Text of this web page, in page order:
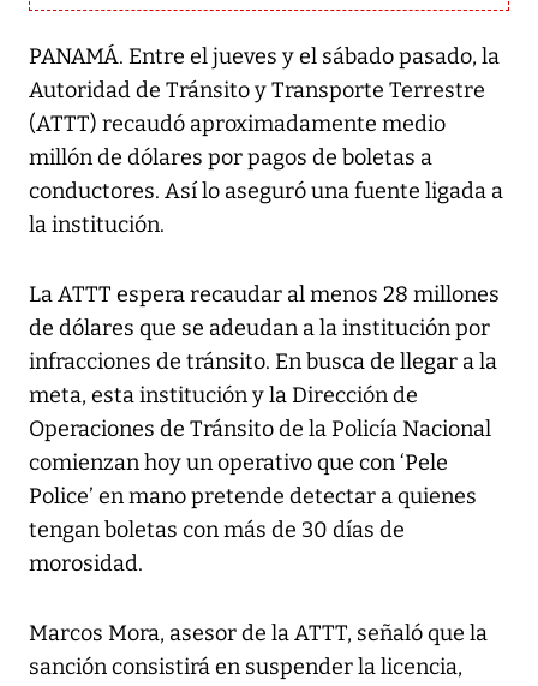
PANAMÁ. Entre el jueves y el sábado pasado, la
Autoridad de Tránsito y Transporte Terrestre
(ATTT) recaudó aproximadamente medio
millón de dólares por pagos de boletas a
conductores. Así lo aseguró una fuente ligada a
la institución.
La ATTT espera recaudar al menos 28 millones
de dólares que se adeudan a la institución por
infracciones de tránsito. En busca de llegar a la
meta, esta institución y la Dirección de
Operaciones de Tránsito de la Policía Nacional
comienzan hoy un operativo que con ‘Pele
Police’ en mano pretende detectar a quienes
tengan boletas con más de 30 días de
morosidad.
Marcos Mora, asesor de la ATTT, señaló que la
sanción consistirá en suspender la licencia,